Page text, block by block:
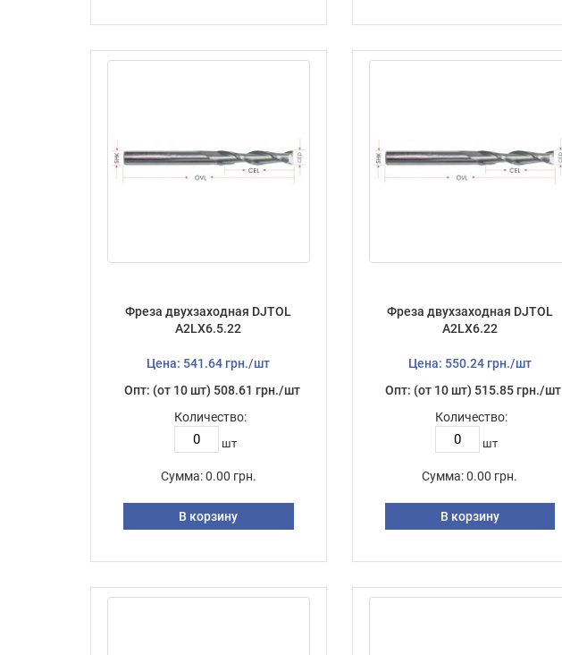
Фреза двухзаходная DJTOL
А2LX6.5.22
Цена: 541.64 грн./шт
Опт: (от 10 шт) 508.61 грн./шт
Количество:
шт
Сумма: 0.00 грн.
В корзину
Фреза двухзаходная DJTOL
А2LX6.22
Цена: 550.24 грн./шт
Опт: (от 10 шт) 515.85 грн./шт
Количество:
шт
Сумма: 0.00 грн.
В корзину